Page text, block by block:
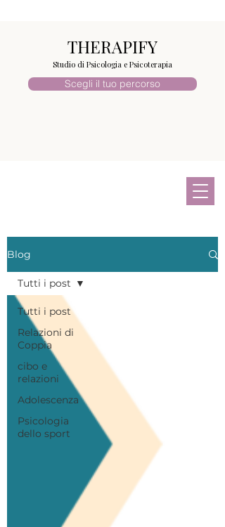
THERAPIFY
Studio di Psicologia e Psicoterapia
Scegli il tuo percorso
Blog
Tutti i post
Relazioni di
Coppia
cibo e
relazioni
Adolescenza
Psicologia
dello sport
Tutti i post